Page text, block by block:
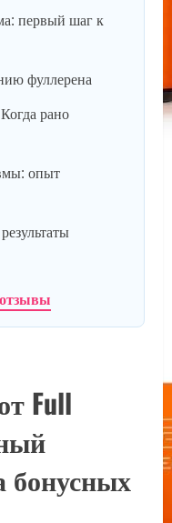
первый шаг к
фуллерена
рано
опыт
Full
бонусных